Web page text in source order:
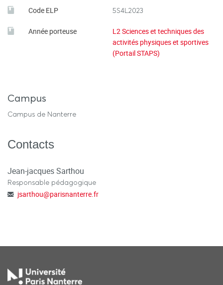
Code ELP 5S4L2023
Année porteuse
L2 Sciences et techniques des
activités physiques et sportives
(Portail STAPS)
Campus
Campus de Nanterre
Contacts
Jean-jacques Sarthou
Responsable pédagogique
jsarthou@parisnanterre.fr